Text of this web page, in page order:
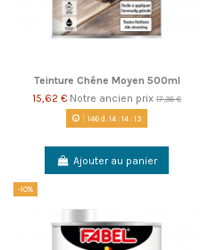
Teinture Chêne Moyen 500ml
15,62 € Notre ancien prix 17,36 €
146d. 14:14:13
Ajouter au panier
-10%